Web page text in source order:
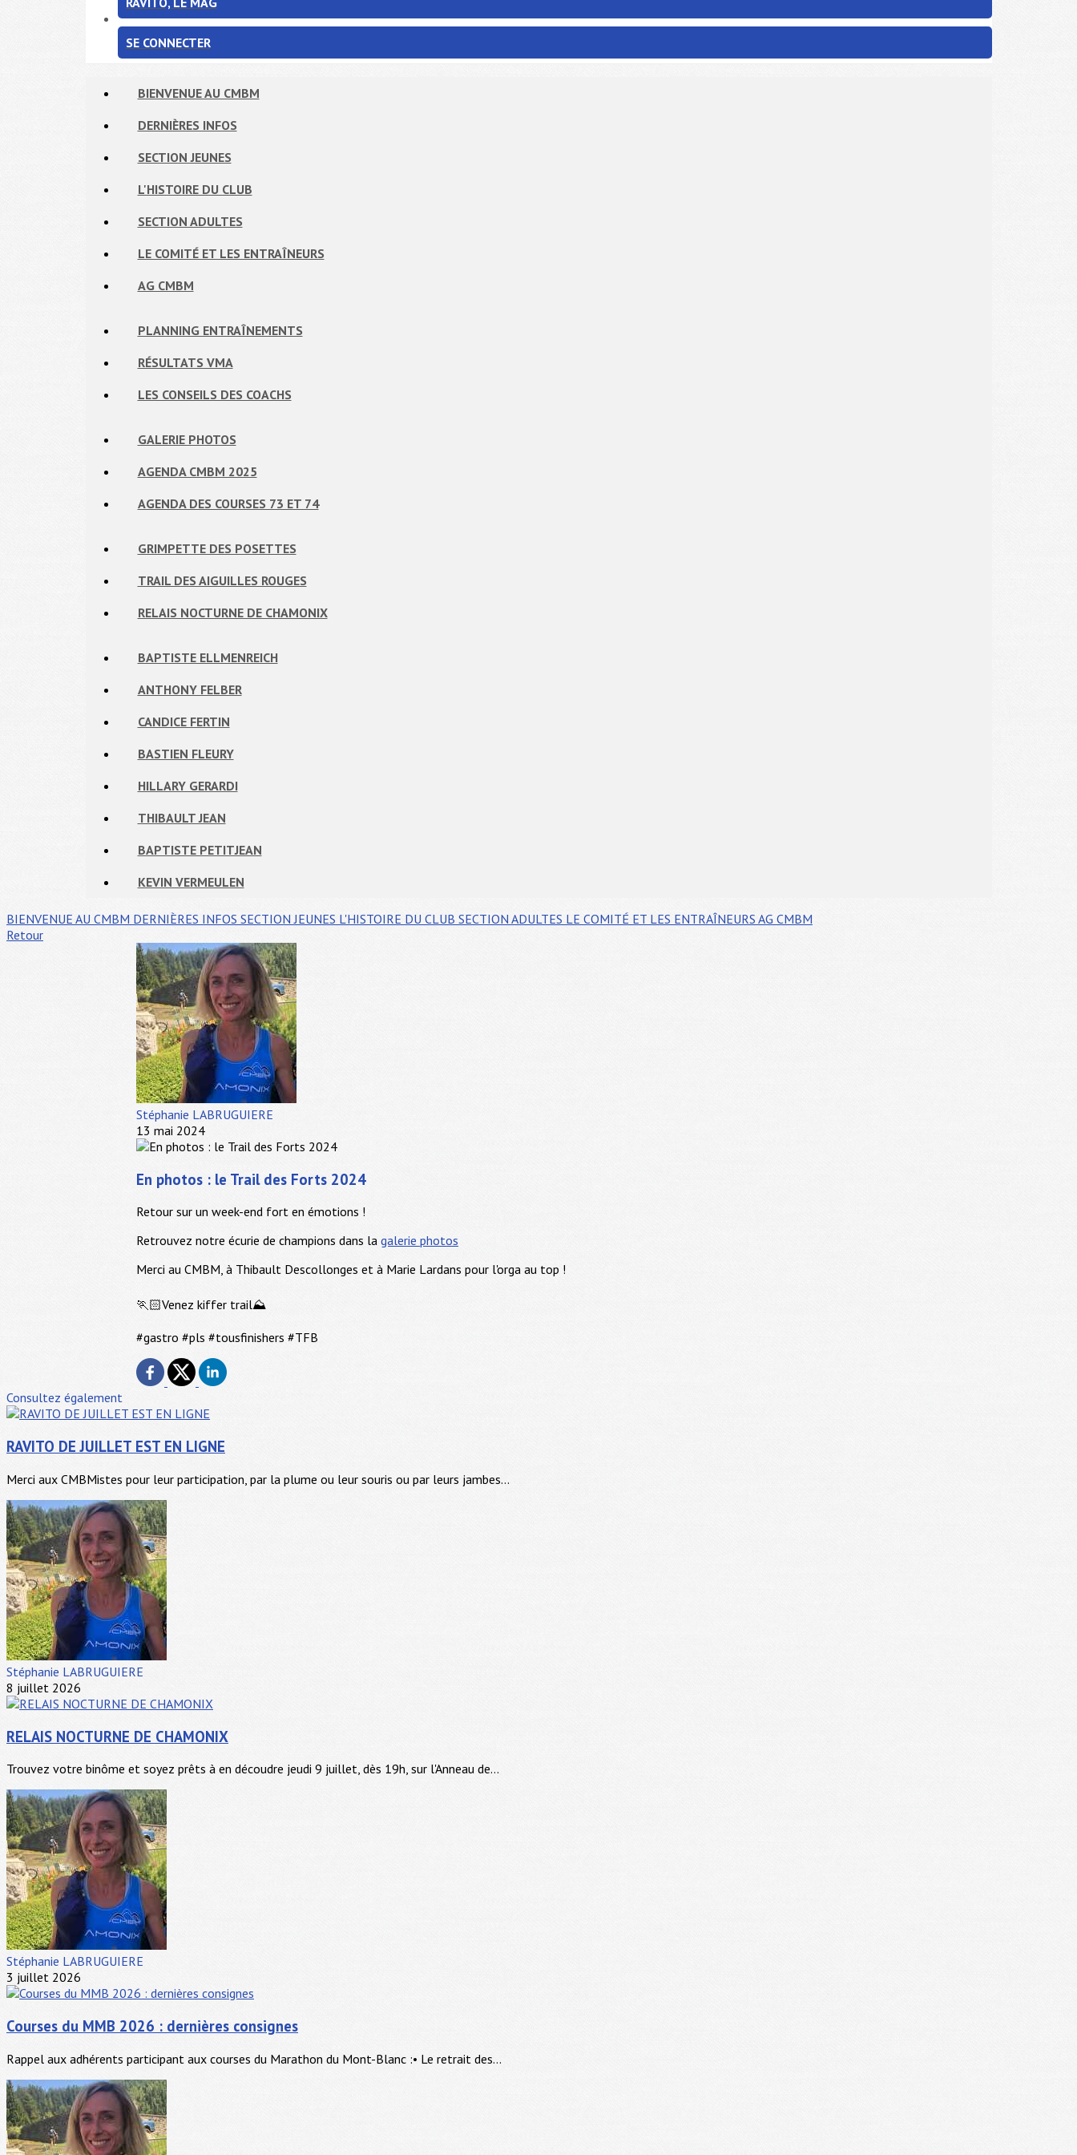
SE CONNECTER
BIENVENUE AU CMBM
DERNIÈRES INFOS
SECTION JEUNES
L'HISTOIRE DU CLUB
SECTION ADULTES
LE COMITÉ ET LES ENTRAÎNEURS
AG CMBM
PLANNING ENTRAÎNEMENTS
RÉSULTATS VMA
LES CONSEILS DES COACHS
GALERIE PHOTOS
AGENDA CMBM 2025
AGENDA DES COURSES 73 ET 74
GRIMPETTE DES POSETTES
TRAIL DES AIGUILLES ROUGES
RELAIS NOCTURNE DE CHAMONIX
BAPTISTE ELLMENREICH
ANTHONY FELBER
CANDICE FERTIN
BASTIEN FLEURY
HILLARY GERARDI
THIBAULT JEAN
BAPTISTE PETITJEAN
KEVIN VERMEULEN
BIENVENUE AU CMBM DERNIÈRES INFOS SECTION JEUNES L'HISTOIRE DU CLUB SECTION ADULTES LE COMITÉ ET LES ENTRAÎNEURS AG CMBM
Retour
Stéphanie LABRUGUIERE
13 mai 2024
En photos : le Trail des Forts 2024
Retour sur un week-end fort en émotions !
Retrouvez notre écurie de champions dans la galerie photos
Merci au CMBM, à Thibault Descollonges et à Marie Lardans pour l'orga au top !
🏃🏻Venez kiffer trail⛰️
#gastro #pls #tousfinishers #TFB
Consultez également
RAVITO DE JUILLET EST EN LIGNE
Merci aux CMBMistes pour leur participation, par la plume ou leur souris ou par leurs jambes...
Stéphanie LABRUGUIERE
8 juillet 2026
RELAIS NOCTURNE DE CHAMONIX
Trouvez votre binôme et soyez prêts à en découdre jeudi 9 juillet, dès 19h, sur l'Anneau de...
Stéphanie LABRUGUIERE
3 juillet 2026
Courses du MMB 2026 : dernières consignes
Rappel aux adhérents participant aux courses du Marathon du Mont-Blanc :• Le retrait des...